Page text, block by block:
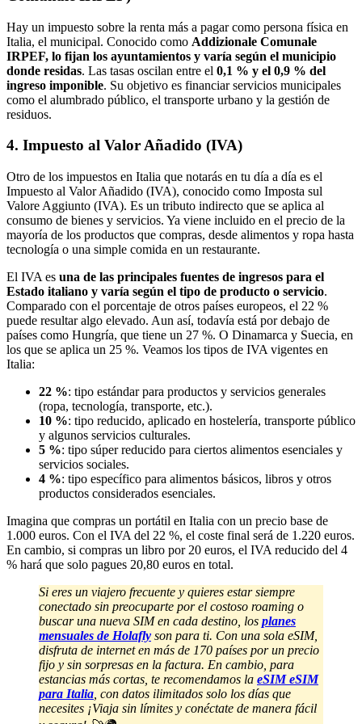
Hay un impuesto sobre la renta más a pagar como persona física en
Italia, el municipal. Conocido como Addizionale Comunale
IRPEF, lo fijan los ayuntamientos y varía según el municipio
donde residas. Las tasas oscilan entre el 0,1 % y el 0,9 % del
ingreso imponible. Su objetivo es financiar servicios municipales
como el alumbrado público, el transporte urbano y la gestión de
residuos.
4. Impuesto al Valor Añadido (IVA)
Otro de los impuestos en Italia que notarás en tu día a día es el
Impuesto al Valor Añadido (IVA), conocido como Imposta sul
Valore Aggiunto (IVA). Es un tributo indirecto que se aplica al
consumo de bienes y servicios. Ya viene incluido en el precio de la
mayoría de los productos que compras, desde alimentos y ropa hasta
tecnología o una simple comida en un restaurante.
El IVA es una de las principales fuentes de ingresos para el
Estado italiano y varía según el tipo de producto o servicio.
Comparado con el porcentaje de otros países europeos, el 22 %
puede resultar algo elevado. Aun así, todavía está por debajo de
países como Hungría, que tiene un 27 %. O Dinamarca y Suecia, en
los que se aplica un 25 %. Veamos los tipos de IVA vigentes en
Italia:
22 %: tipo estándar para productos y servicios generales
(ropa, tecnología, transporte, etc.).
10 %: tipo reducido, aplicado en hostelería, transporte público
y algunos servicios culturales.
5 %: tipo súper reducido para ciertos alimentos esenciales y
servicios sociales.
4 %: tipo específico para alimentos básicos, libros y otros
productos considerados esenciales.
Imagina que compras un portátil en Italia con un precio base de
1.000 euros. Con el IVA del 22 %, el coste final será de 1.220 euros.
En cambio, si compras un libro por 20 euros, el IVA reducido del 4
% hará que solo pagues 20,80 euros en total.
Si eres un viajero frecuente y quieres estar siempre
conectado sin preocuparte por el costoso roaming o
buscar una nueva SIM en cada destino, los planes
mensuales de Holafly son para ti. Con una sola eSIM,
disfruta de internet en más de 170 países por un precio
fijo y sin sorpresas en la factura. En cambio, para
estancias más cortas, te recomendamos la eSIM eSIM
para Italia , con datos ilimitados solo los días que
necesites ¡Viaja sin límites y conéctate de manera fácil